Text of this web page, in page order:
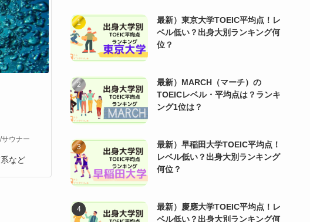
ウナー
など
最新）東京大学TOEIC平均点！レ
ベル低い？出身大別ランキング何
位？
最新）MARCH（マーチ）の
TOEICレベル・平均点は？ランキ
ング1位は？
最新）早稲田大学TOEIC平均点！
レベル低い？出身大別ランキング
何位？
最新）慶應大学TOEIC平均点！レ
ベル低い？出身大別ランキング何